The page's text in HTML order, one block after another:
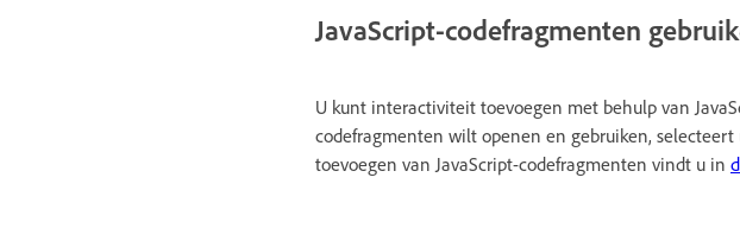
JavaScript-codefragmenten
U kunt interactiviteit toevoegen met behulp van
codefragmenten wilt openen en gebruiken, selecteert
toevoegen van JavaScript-codefragmenten vindt u in